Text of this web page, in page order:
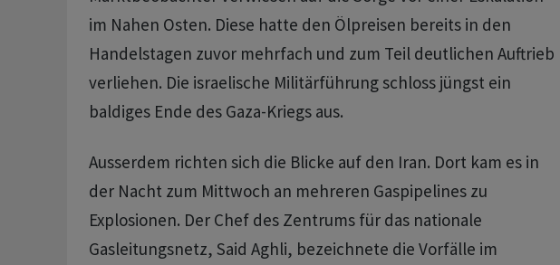
im Nahen Osten. Diese hatte den Ölpreisen bereits in den
Handelstagen zuvor mehrfach und zum Teil deutlichen Auftrieb
verliehen. Die israelische Militärführung schloss jüngst ein
baldiges Ende des Gaza-Kriegs aus.
Ausserdem richten sich die Blicke auf den Iran. Dort kam es in
der Nacht zum Mittwoch an mehreren Gaspipelines zu
Explosionen. Der Chef des Zentrums für das nationale
Gasleitungsnetz, Said Aghli, bezeichnete die Vorfälle im